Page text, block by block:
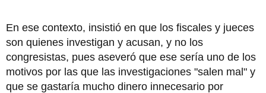
En ese contexto, insistió en que los fiscales y jueces
son quienes investigan y acusan, y no los
congresistas, pues aseveró que ese sería uno de los
motivos por las que las investigaciones "salen mal" y
que se gastaría mucho dinero innecesario por